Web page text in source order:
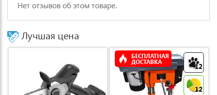
Нет отзывов об этом товаре.
Лучшая цена
12
12
БЕСПЛАТНАЯ
ДОСТАВКА